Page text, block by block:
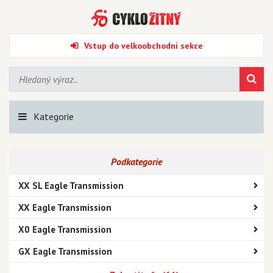
Vstup do velkoobchodní sekce
Kategorie
Podkategorie
XX SL Eagle Transmission
XX Eagle Transmission
X0 Eagle Transmission
GX Eagle Transmission